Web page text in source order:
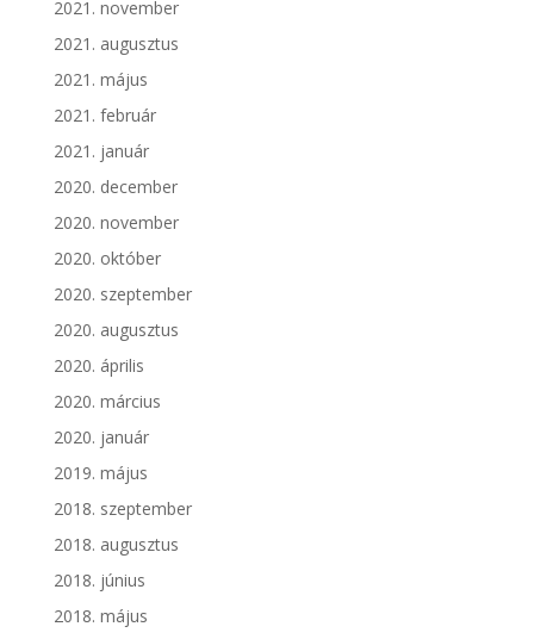
2021. november
2021. augusztus
2021. május
2021. február
2021. január
2020. december
2020. november
2020. október
2020. szeptember
2020. augusztus
2020. április
2020. március
2020. január
2019. május
2018. szeptember
2018. augusztus
2018. június
2018. május